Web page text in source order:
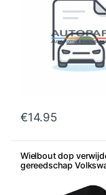
€14.95
Wielbout dop
gereedschap